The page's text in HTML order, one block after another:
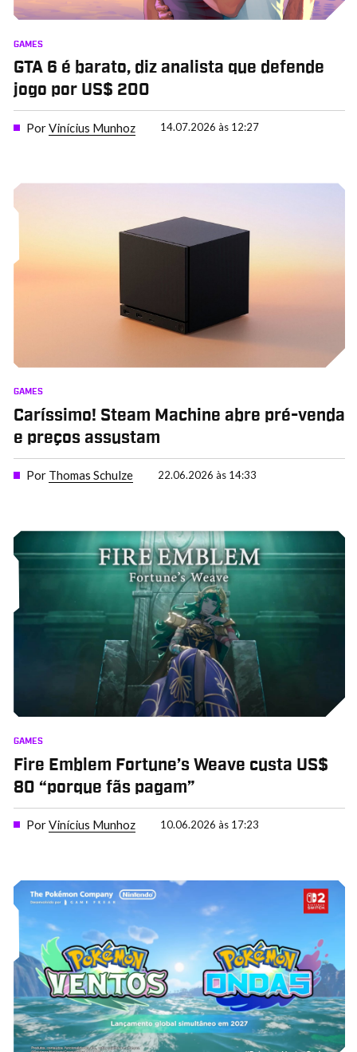
GAMES
GTA 6 é barato, diz analista que defende
jogo por US$ 200
PorVinícius Munhoz 14.07.2026 às 12:27
GAMES
Caríssimo! Steam Machine abre pré-venda
e preços assustam
Por Thomas Schulze 22.06.2026 às 14:33
GAMES
Fire Emblem Fortune’s Weave custa US$
80 “porque fãs pagam”
PorVinícius Munhoz 10.06.2026 às 17:23